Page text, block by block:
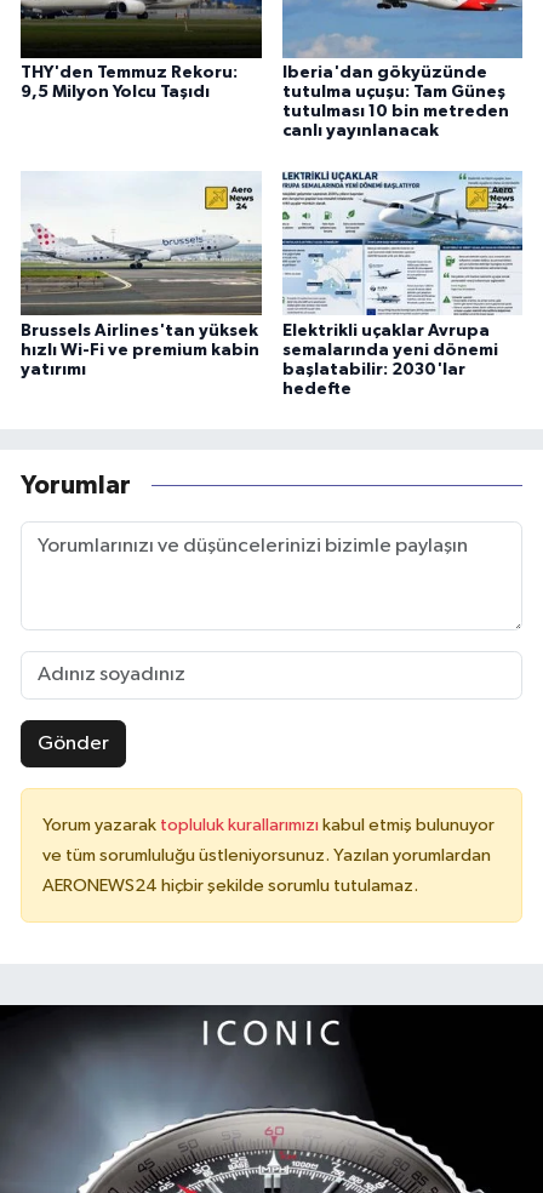
THY'den Temmuz Rekoru:
9,5 Milyon Yolcu Taşıdı
Iberia'dan gökyüzünde
tutulma uçuşu: Tam Güneş
tutulması 10 bin metreden
canlı yayınlanacak
Brussels Airlines'tan yüksek
hızlı Wi-Fi ve premium kabin
yatırımı
Elektrikli uçaklar Avrupa
semalarında yeni dönemi
başlatabilir: 2030'lar
hedefte
Yorumlar
Gönder
Yorum yazarak topluluk kurallarımızı kabul etmiş bulunuyor
ve tüm sorumluluğu üstleniyorsunuz. Yazılan yorumlardan
AERONEWS24 hiçbir şekilde sorumlu tutulamaz.